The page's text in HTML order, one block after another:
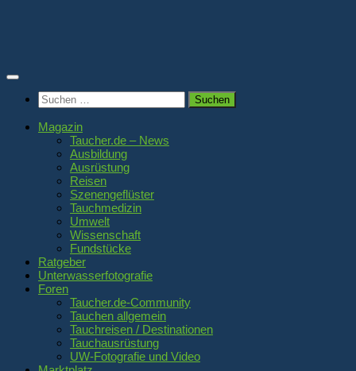
Suchen
nach:
Magazin
Taucher.de – News
Ausbildung
Ausrüstung
Reisen
Szenengeflüster
Tauchmedizin
Umwelt
Wissenschaft
Fundstücke
Ratgeber
Unterwasserfotografie
Foren
Taucher.de-Community
Tauchen allgemein
Tauchreisen / Destinationen
Tauchausrüstung
UW-Fotografie und Video